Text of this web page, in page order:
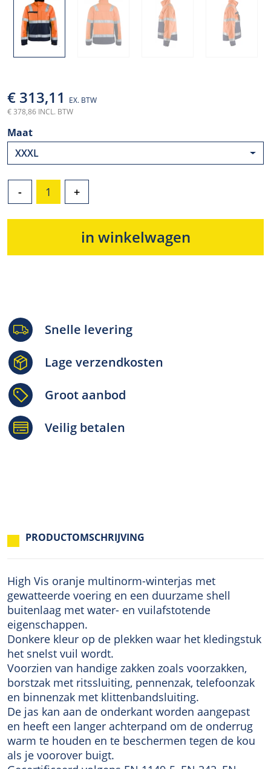
€ 313,11
EX. BTW
€ 378,86 INCL. BTW
Maat
XXXL
- +
in winkelwagen
Snelle levering
Lage verzendkosten
Groot aanbod
Veilig betalen
PRODUCTOMSCHRIJVING
High Vis oranje multinorm-winterjas met
gewatteerde voering en een duurzame shell
buitenlaag met water- en vuilafstotende
eigenschappen.
Donkere kleur op de plekken waar het kledingstuk
het snelst vuil wordt.
Voorzien van handige zakken zoals voorzakken,
borstzak met ritssluiting, pennenzak, telefoonzak
en binnenzak met klittenbandsluiting.
De jas kan aan de onderkant worden aangepast
en heeft een langer achterpand om de onderrug
warm te houden en te beschermen tegen de kou
als je voorover buigt.